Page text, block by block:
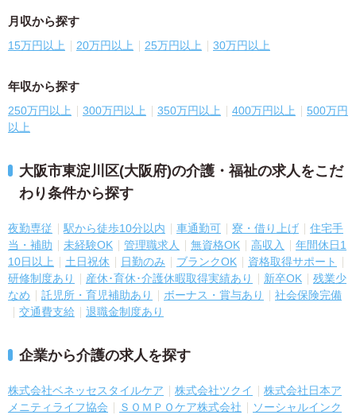
月収から探す
15万円以上 20万円以上 25万円以上 30万円以上
年収から探す
250万円以上 300万円以上 350万円以上 400万円以上
500万円
以上
大阪市東淀川区(大阪府)の介護・福祉の求人をこだ
わり条件から探す
夜勤専従 駅から徒歩10分以内 車通勤可 寮・借り上げ
住宅手
当・補助
未経験OK 管理職求人 無資格OK 高収入
年間休日1
10日以上
土日祝休 日勤のみ ブランクOK
資格取得サポート
研修制度あり
産休･育休･介護休暇取得実績あり 新卒OK
残業少
なめ
託児所・育児補助あり ボーナス・賞与あり
社会保険完備
交通費支給
退職金制度あり
企業から介護の求人を探す
株式会社ベネッセスタイルケア 株式会社ツクイ
株式会社日本ア
メニティライフ協会
ＳＯＭＰＯケア株式会社
ソーシャルインク